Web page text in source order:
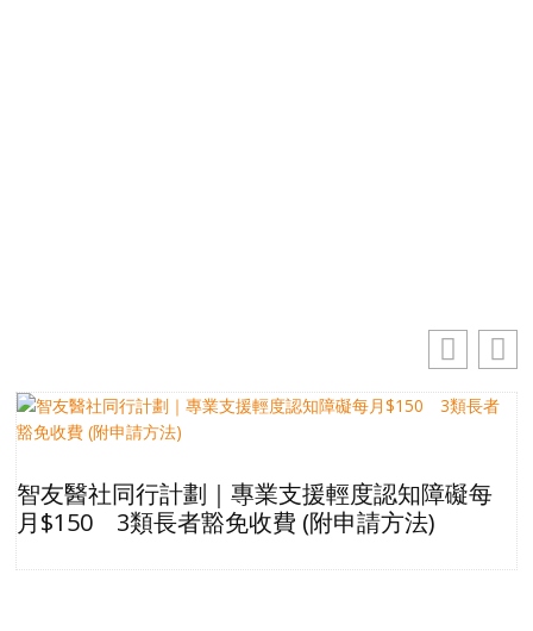
智友醫社同行計劃｜專業支援輕度認知障礙每
月$150 3類長者豁免收費 (附申請方法)